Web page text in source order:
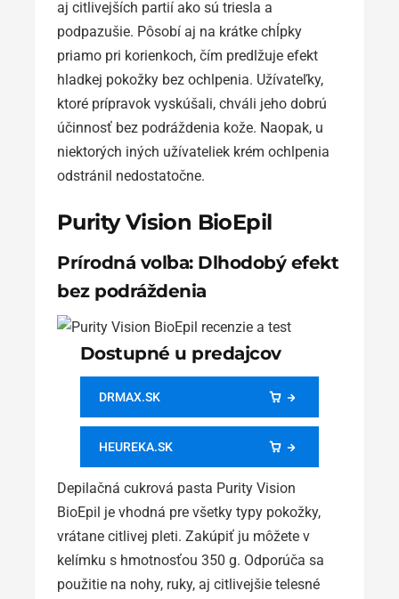
aj citlivejších partií ako sú triesla a
podpazušie. Pôsobí aj na krátke chĺpky
priamo pri korienkoch, čím predlžuje efekt
hladkej pokožky bez ochlpenia. Užívateľky,
ktoré prípravok vyskúšali, chváli jeho dobrú
účinnosť bez podráždenia kože. Naopak, u
niektorých iných užívateliek krém ochlpenia
odstránil nedostatočne.
Purity Vision BioEpil
Prírodná voľba: Dlhodobý efekt
bez podráždenia
Dostupné u predajcov
DRMAX.SK
HEUREKA.SK
Depilačná cukrová pasta Purity Vision
BioEpil je vhodná pre všetky typy pokožky,
vrátane citlivej pleti. Zakúpiť ju môžete v
kelímku s hmotnosťou 350 g. Odporúča sa
použitie na nohy, ruky, aj citlivejšie telesné